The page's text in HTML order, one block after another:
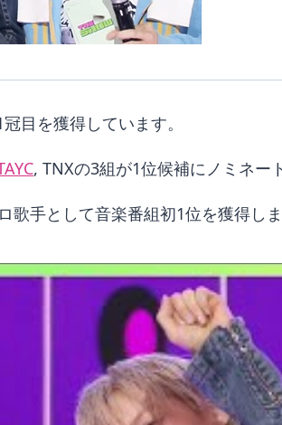
目を獲得しています。
, TNXの3組が1位候補にノミネー
手として音楽番組初1位を獲得しま